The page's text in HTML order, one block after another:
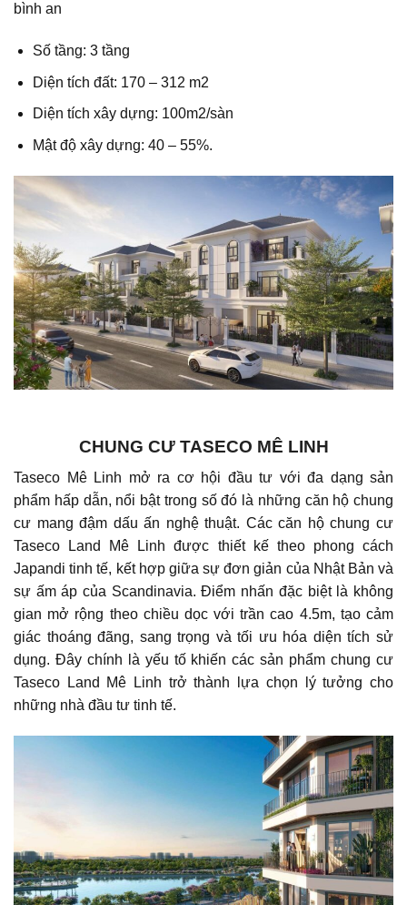
bình an
Số tầng: 3 tầng
Diện tích đất: 170 – 312 m2
Diện tích xây dựng: 100m2/sàn
Mật độ xây dựng: 40 – 55%.
CHUNG CƯ TASECO MÊ LINH
Taseco Mê Linh mở ra cơ hội đầu tư với đa dạng sản
phẩm hấp dẫn, nổi bật trong số đó là những căn hộ chung
cư mang đậm dấu ấn nghệ thuật. Các căn hộ chung cư
Taseco Land Mê Linh được thiết kế theo phong cách
Japandi tinh tế, kết hợp giữa sự đơn giản của Nhật Bản và
sự ấm áp của Scandinavia. Điểm nhấn đặc biệt là không
gian mở rộng theo chiều dọc với trần cao 4.5m, tạo cảm
giác thoáng đãng, sang trọng và tối ưu hóa diện tích sử
dụng. Đây chính là yếu tố khiến các sản phẩm chung cư
Taseco Land Mê Linh trở thành lựa chọn lý tưởng cho
những nhà đầu tư tinh tế.